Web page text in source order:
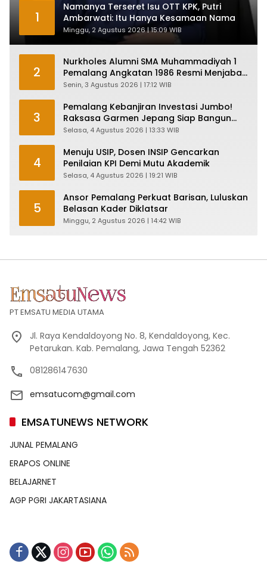
1
Namanya Terseret Isu OTT KPK, Putri
Ambarwati: Itu Hanya Kesamaan Nama
Minggu, 2 Agustus 2026 | 15:09 WIB
2
Nurkholes Alumni SMA Muhammadiyah 1
Pemalang Angkatan 1986 Resmi Menjabat
Plt Bupati, Inilah Pesan Ketua Asmam 86
Senin, 3 Agustus 2026 | 17:12 WIB
3
Pemalang Kebanjiran Investasi Jumbo!
Raksasa Garmen Jepang Siap Bangun
Pabrik dan Serap Ribuan Tenaga Kerja
Selasa, 4 Agustus 2026 | 13:33 WIB
4
Menuju USIP, Dosen INSIP Gencarkan
Penilaian KPI Demi Mutu Akademik
Selasa, 4 Agustus 2026 | 19:21 WIB
5
Ansor Pemalang Perkuat Barisan, Luluskan
Belasan Kader Diklatsar
Minggu, 2 Agustus 2026 | 14:42 WIB
PT EMSATU MEDIA UTAMA
Jl. Raya Kendaldoyong No. 8, Kendaldoyong, Kec.
Petarukan. Kab. Pemalang, Jawa Tengah 52362
081286147630
emsatucom@gmail.com
EMSATUNEWS NETWORK
JUNAL PEMALANG
ERAPOS ONLINE
BELAJARNET
AGP PGRI JAKARTASIANA